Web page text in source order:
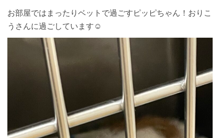
お部屋ではまったりベットで過ごすピッピちゃん！おりこ
うさんに過ごしています☺︎